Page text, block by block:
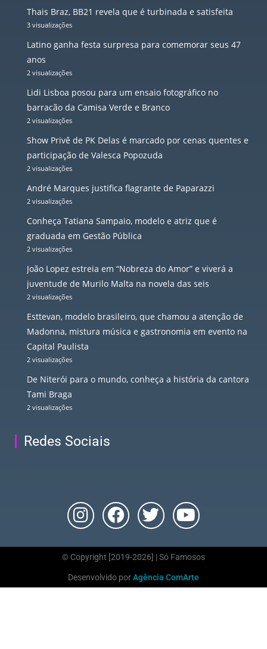
Thais Braz, BB21 revela que é turbinada e satisfeita
3 visualizações
Latino ganha festa surpresa para comemorar seus 47
anos
2 visualizações
Lidi Lisboa posou para um ensaio fotográfico no
barracão da Camisa Verde e Branco
2 visualizações
Show Privê de PK Delas é marcado por cenas quentes e
participação de Valesca Popozuda
2 visualizações
André Marques justifica flagrante de Paparazzi
2 visualizações
Conheça Tatiana Sampaio, modelo e atriz que é
graduada em Gestão Pública
2 visualizações
João Lopez estreia em “Nobreza do Amor” e viverá a
juventude de Murilo Malta na novela das seis
2 visualizações
Esttevan, modelo brasileiro, que chamou a atenção de
Madonna, mistura música e gastronomia em evento na
Capital Paulista
2 visualizações
De Niterói para o mundo, conheça a história da cantora
Tami Braga
2 visualizações
Redes Sociais
© Copyright [2019-2026] | Só Famosos
Desenvolvido porAgência ComArte